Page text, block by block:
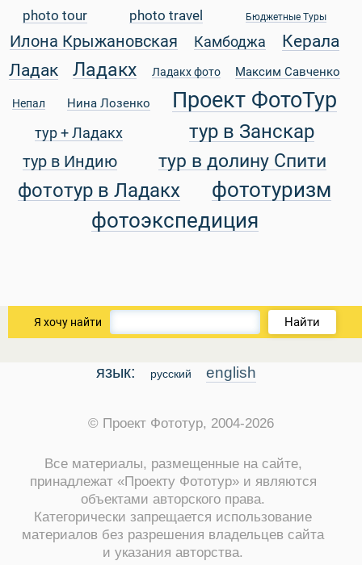
Туры
photo tour photo travel Бюджетные Туры
Илона Крыжановская Камбоджа
Керала
Ладак
Ладакх Ладакх фото Максим Савченко
Непал Нина Лозенко Проект ФотоТур
тур + Ладакх тур в Занскар
тур в Индию тур в долину Спити
фототур в Ладакх
фототуризм
фотоэкспедиция
Я хочу найти Найти
язык: русский english
© Проект Фототур, 2004-2026
Все материалы, размещенные на сайте,
принадлежат «Проекту Фототур» и являются
объектами авторского права.
Категорически запрещается использование
материалов без разрешения владельцев сайта
и указания авторства.